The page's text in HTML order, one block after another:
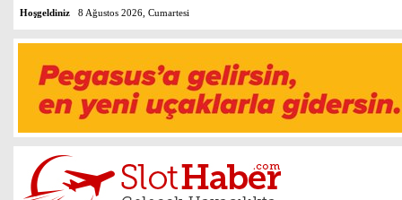
Hoşgeldiniz 8 Ağustos 2026, Cumartesi